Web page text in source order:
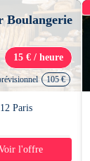
Boulangerie
15 € / heure
105 €
Paris
l'offre